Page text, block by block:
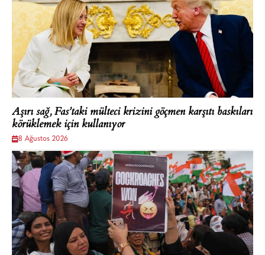
Aşırı sağ, Fas’taki mülteci krizini göçmen karşıtı baskıları
körüklemek için kullanıyor
8 Ağustos 2026